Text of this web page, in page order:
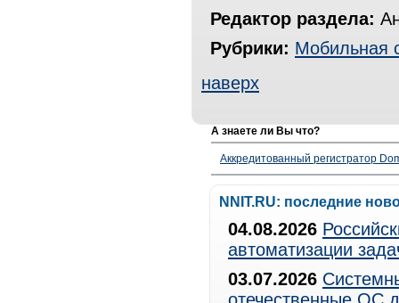
Редактор раздела:
Рубрики: Мобильная
наверх
А знаете ли Вы что?
Аккредитованный регистратор
NNIT.RU: последние
04.08.2026
автоматизации
03.07.2026